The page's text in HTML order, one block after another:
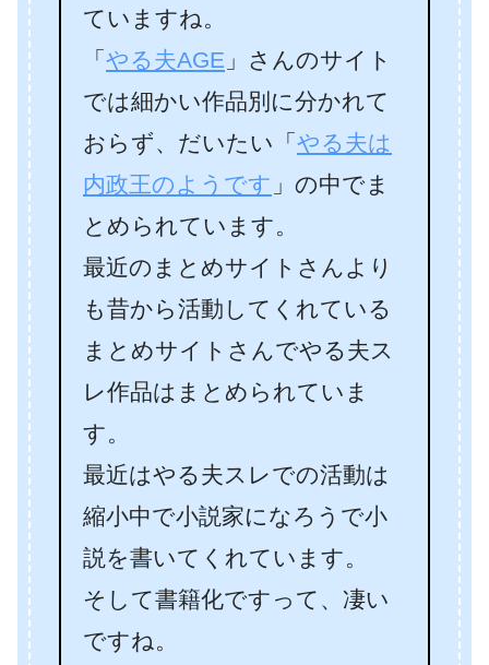
ていますね。
「 やる夫AGE 」さんのサイト
では細かい作品別に分かれて
おらず、だいたい「 やる夫は
内政王のようです 」の中でま
とめられています。
最近のまとめサイトさんより
も昔から活動してくれている
まとめサイトさんでやる夫ス
レ作品はまとめられていま
す。
最近はやる夫スレでの活動は
縮小中で小説家になろうで小
説を書いてくれています。
そして書籍化ですって、凄い
ですね。